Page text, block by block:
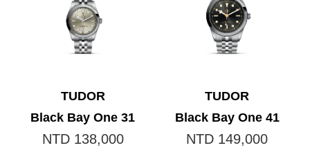
TUDOR
Black Bay One 31
NTD 138,000
TUDOR
Black Bay One 41
NTD 149,000